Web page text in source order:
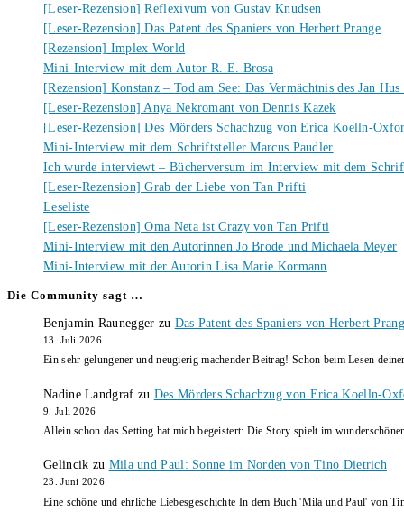
[Leser-Rezension] Reflexivum von Gustav Knudsen
[Leser-Rezension] Das Patent des Spaniers von Herbert Prange
[Rezension] Implex World
Mini-Interview mit dem Autor R. E. Brosa
[Rezension] Konstanz – Tod am See: Das Vermächtnis des Jan
[Leser-Rezension] Anya Nekromant von Dennis Kazek
[Leser-Rezension] Des Mörders Schachzug von Erica Koelln-
Mini-Interview mit dem Schriftsteller Marcus Paudler
Ich wurde interviewt – Bücherversum im Interview mit dem
[Leser-Rezension] Grab der Liebe von Tan Prifti
Leseliste
[Leser-Rezension] Oma Neta ist Crazy von Tan Prifti
Mini-Interview mit den Autorinnen Jo Brode und Michaela Meyer
Mini-Interview mit der Autorin Lisa Marie Kormann
Die Community sagt …
Benjamin Raunegger zu Das Patent des Spaniers von Herbert
13. Juli 2026
Ein sehr gelungener und neugierig machender Beitrag! Schon beim Lesen
Nadine Landgraf zu Des Mörders Schachzug von Erica Koelln-
9. Juli 2026
Allein schon das Setting hat mich begeistert: Die Story spielt im
Gelincik zu Mila und Paul: Sonne im Norden von Tino Dietrich
23. Juni 2026
Eine schöne und ehrliche Liebesgeschichte In dem Buch 'Mila und Paul' von